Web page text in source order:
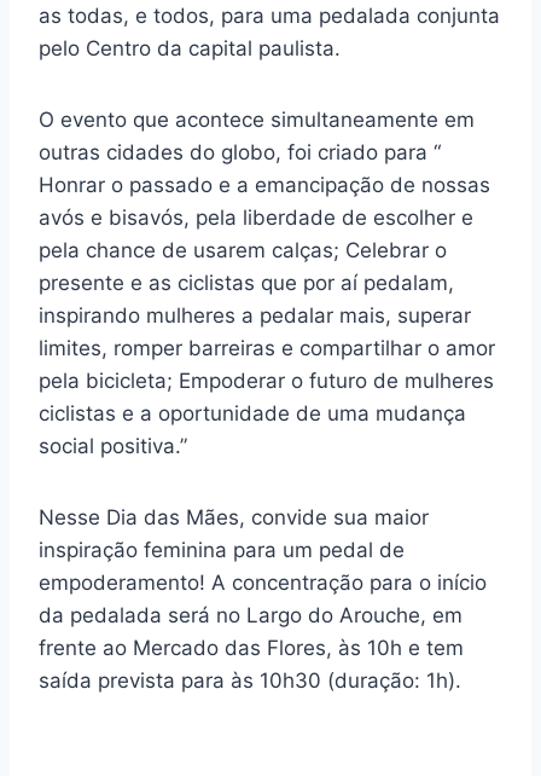
as todas, e todos, para uma pedalada conjunta
pelo Centro da capital paulista.
O evento que acontece simultaneamente em
outras cidades do globo, foi criado para “
Honrar o passado e a emancipação de nossas
avós e bisavós, pela liberdade de escolher e
pela chance de usarem calças; Celebrar o
presente e as ciclistas que por aí pedalam,
inspirando mulheres a pedalar mais, superar
limites, romper barreiras e compartilhar o amor
pela bicicleta; Empoderar o futuro de mulheres
ciclistas e a oportunidade de uma mudança
social positiva.”
Nesse Dia das Mães, convide sua maior
inspiração feminina para um pedal de
empoderamento! A concentração para o início
da pedalada será no Largo do Arouche, em
frente ao Mercado das Flores, às 10h e tem
saída prevista para às 10h30 (duração: 1h).